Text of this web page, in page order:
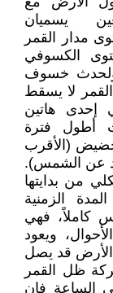
يسميان
مدار القمر
الكسوفي
خسوف
لا يسقط
إحدى هاتين
أطول فترة
(الأقرب
عن الشمس).
من بدايتها
أما المدة الزمنية
فهي
الأحوال، ويعود
قد يصل
حركة ظل القمر
2100 كيلومتر في الساعة فان